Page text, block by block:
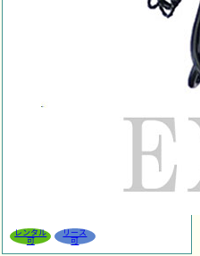
レンタル
可
リース
可